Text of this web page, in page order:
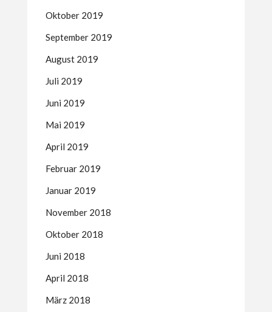
Oktober 2019
September 2019
August 2019
Juli 2019
Juni 2019
Mai 2019
April 2019
Februar 2019
Januar 2019
November 2018
Oktober 2018
Juni 2018
April 2018
März 2018